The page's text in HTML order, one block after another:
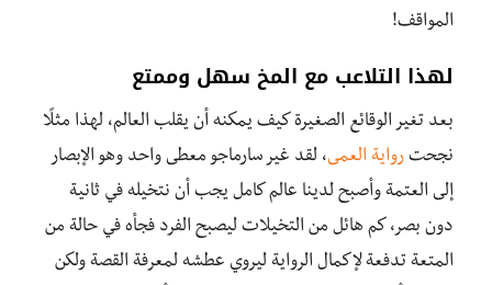
المواقف!
لهذا التلاعب مع المخ سهل وممتع
بعد تغير الوقائع الصغيرة كيف يمكنه أن يقلب العالم، لهذا مثلًا
نجحت رواية العمى، لقد غير سارماجو معطى واحد وهو الإبصار
إلى العتمة وأصبح لدينا عالم كامل يجب أن نتخيله في ثانية
دون بصر، كم هائل من التخيلات ليصبح الفرد فجأه في حالة من
المتعة تدفعة لإكمال الرواية ليروي عطشه لمعرفة القصة ولكن